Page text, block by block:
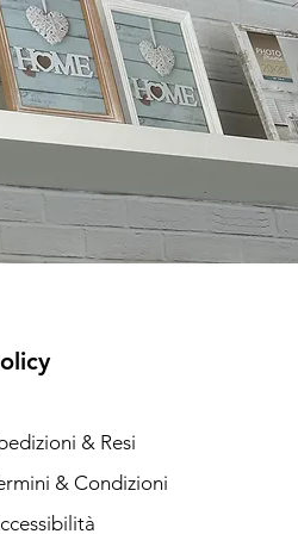
& Resi
& Condizioni